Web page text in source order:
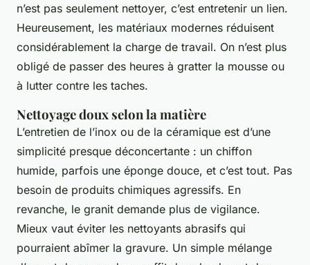
n’est pas seulement nettoyer, c’est entretenir un lien.
Heureusement, les matériaux modernes réduisent
considérablement la charge de travail. On n’est plus
obligé de passer des heures à gratter la mousse ou
à lutter contre les taches.
Nettoyage doux selon la matière
L’entretien de l’inox ou de la céramique est d’une
simplicité presque déconcertante : un chiffon
humide, parfois une éponge douce, et c’est tout. Pas
besoin de produits chimiques agressifs. En
revanche, le granit demande plus de vigilance.
Mieux vaut éviter les nettoyants abrasifs qui
pourraient abîmer la gravure. Un simple mélange